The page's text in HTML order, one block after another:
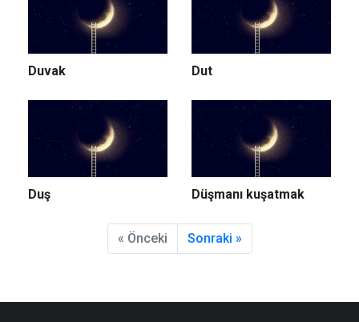
Duvak Dut
Duş Düşmanı kuşatmak
« Önceki Sonraki »